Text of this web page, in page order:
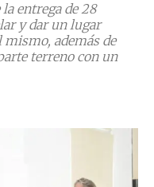
entrega de 28
y dar un lugar
además de
terreno con un